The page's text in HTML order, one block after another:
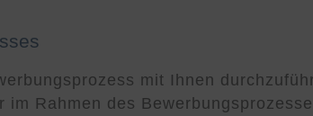
mit Ihnen
Rahmen des